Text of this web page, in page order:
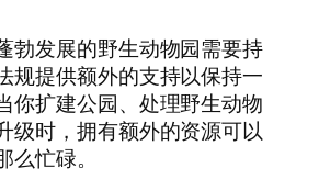
勃发展的野生动物园需要持
规提供额外的支持以保持一
你扩建公园、处理野生动物
级时，拥有额外的资源可以
忙碌。